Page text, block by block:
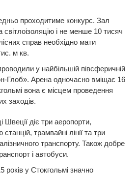
проходитиме конкурс. Зал
і не менше 10 тисяч
справ необхідно мати
м кв.
у найбільшій півсферичній
Глоб». Арена одночасно вміщає 16
вона є місцем проведення
заходів.
Швеції діє три аеропорти,
трамвайні лінії та три
транспорту. Також добре
і автобуси.
років у Стокгольмі значно